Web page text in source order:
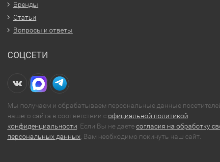
Бренды
Статьи
Вопросы и ответы
СОЦСЕТИ
Мы получаем и обрабатываем персональные данные
нашего сайта в соответствии софициальной политикой
конфиденциальности . Если Вы не даетесогласия на обработку
персональных данных , Вам необходимо покинуть наш сайт.